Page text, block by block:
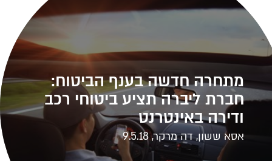
מתחרה חדשה בענף הביטוח:
חברת ליברה תציע ביטוחי רכב
ודירה באינטרנט
אסא ששון, דה מרקר, 9.5.18